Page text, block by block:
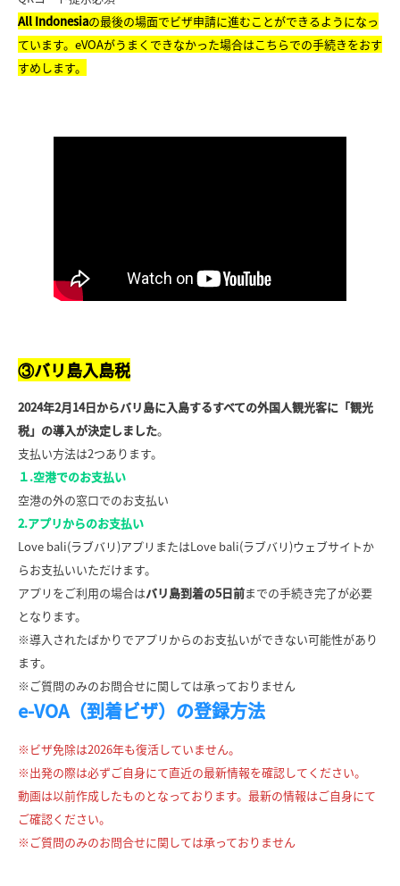
All Indonesiaの最後の場面でビザ申請に進むことができるようになっ
ています。eVOAがうまくできなかった場合はこちらでの手続きをおす
すめします。
③バリ島入島税
2024年2月14日からバリ島に入島するすべての外国人観光客に「観光
税」の導入が決定しました。
支払い方法は2つあります。
１.空港でのお支払い
空港の外の窓口でのお支払い
2.アプリからのお支払い
Love bali(ラブバリ)アプリまたはLove bali(ラブバリ)ウェブサイトか
らお支払いいただけます。
アプリをご利用の場合はバリ島到着の5日前までの手続き完了が必要
となります。
※導入されたばかりでアプリからのお支払いができない可能性があり
ます。
※ご質問のみのお問合せに関しては承っておりません
e-VOA（到着ビザ）の登録方法
※ビザ免除は2026年も復活していません。
※出発の際は必ずご自身にて直近の最新情報を確認してください。
動画は以前作成したものとなっております。最新の情報はご自身にて
ご確認ください。
※ご質問のみのお問合せに関しては承っておりません